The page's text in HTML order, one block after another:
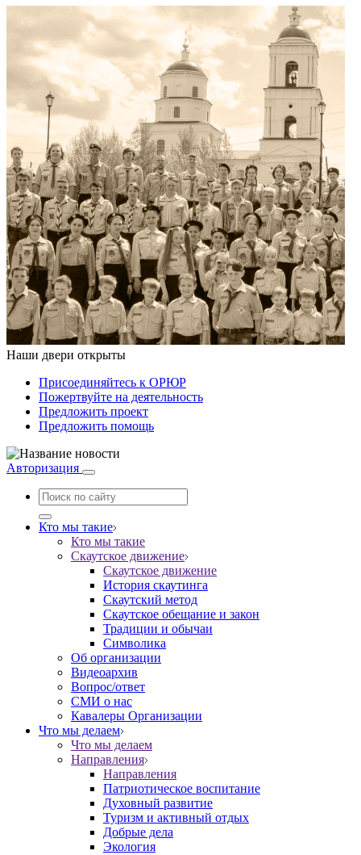
Наши двери открыты
Присоединяйтесь к ОРЮР
Пожертвуйте на деятельность
Предложить проект
Предложить помощь
Авторизация
Кто мы такие
Кто мы такие
Скаутское движение
Скаутское движение
История скаутинга
Скаутский метод
Скаутское обещание и закон
Традиции и обычаи
Символика
Об организации
Видеоархив
Вопрос/ответ
СМИ о нас
Кавалеры Организации
Что мы делаем
Что мы делаем
Направления
Направления
Патриотическое воспитание
Духовный развитие
Туризм и активный отдых
Добрые дела
Экология